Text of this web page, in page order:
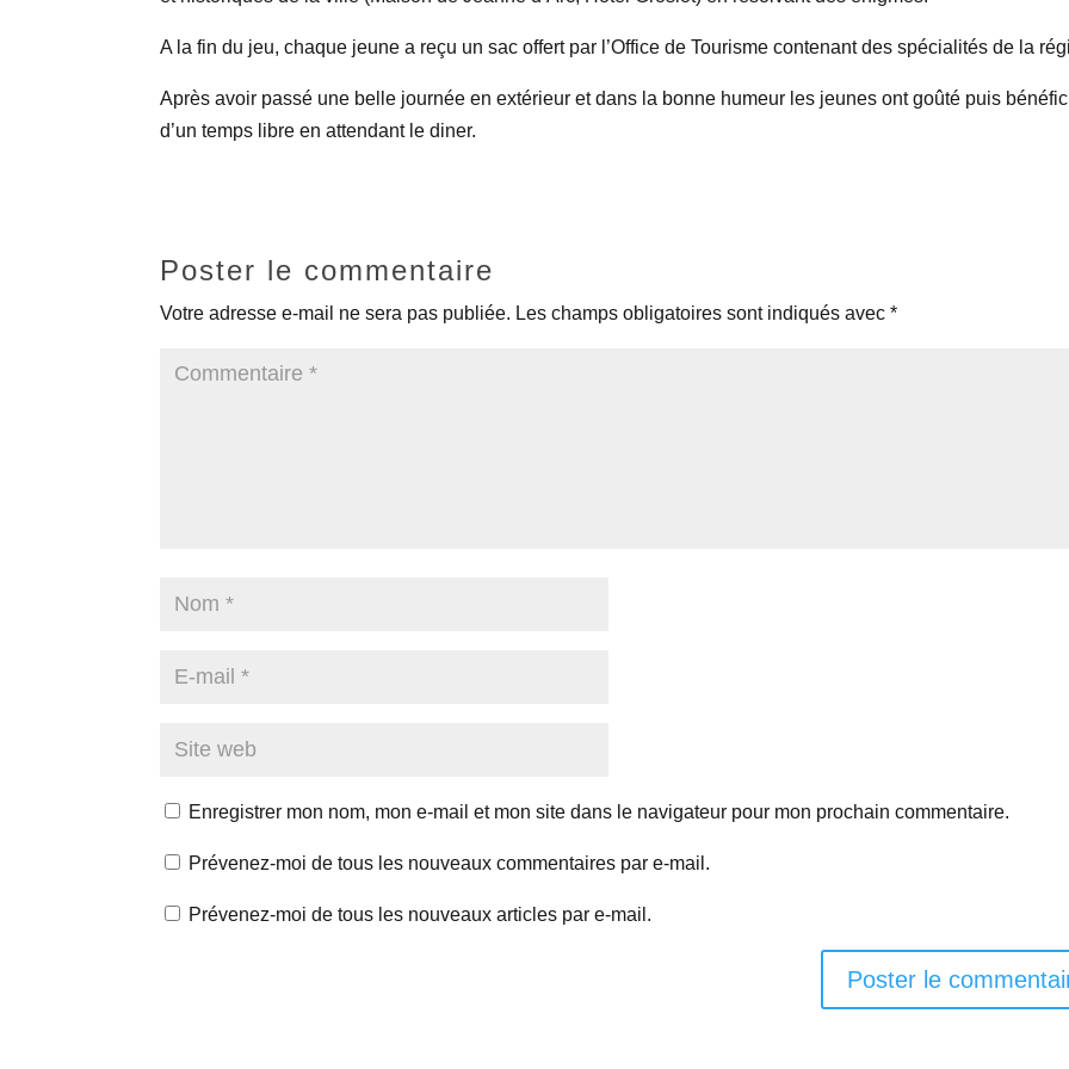
A la fin du jeu, chaque jeune a reçu un sac offert par l’Office de Tourisme contenant des spécialités de la
Après avoir passé une belle journée en extérieur et dans la bonne humeur les jeunes ont goûté puis
d’un temps libre en attendant le diner.
Poster le commentaire
Votre adresse e-mail ne sera pas publiée. Les champs obligatoires sont indiqués avec*
Enregistrer mon nom, mon e-mail et mon site dans le navigateur pour mon prochain commentaire.
Prévenez-moi de tous les nouveaux commentaires par e-mail.
Prévenez-moi de tous les nouveaux articles par e-mail.